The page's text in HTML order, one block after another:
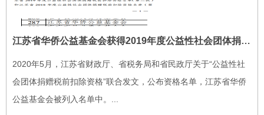
江苏省华侨公益基金会获得2019年度公益性社会团体捐赠税前扣除资格
2020年5月，江苏省财政厅、省税务局和省民政厅关于“公益性社
会团体捐赠税前扣除资格”联合发文，公布资格名单，江苏省华侨
公益基金会被列入名单中。...